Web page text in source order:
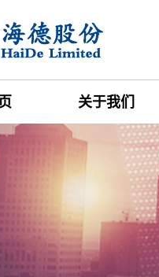
关于我们